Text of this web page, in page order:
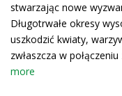
stwarzając nowe
Długotrwałe okresy
uszkodzić kwiaty,
zwłaszcza w
more